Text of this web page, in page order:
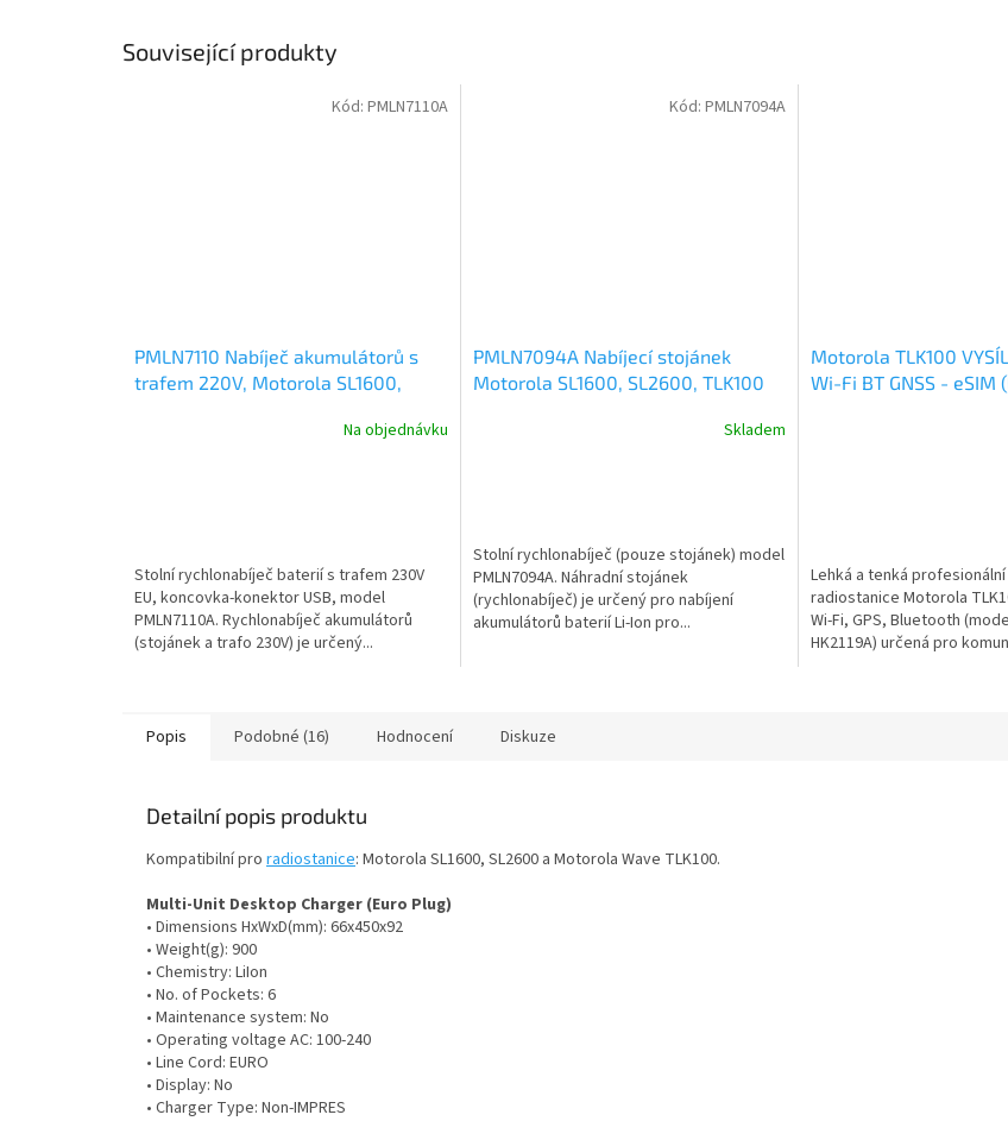
Související produkty
PMLN7110 Nabíječ akumulátorů s
trafem 220V, Motorola SL1600,
Na objednávku
Stolní rychlonabíječ baterií s trafem 230V
EU, koncovka-konektor USB, model
PMLN7110A. Rychlonabíječ akumulátorů
(stojánek a trafo 230V) je určený...
Kód: PMLN7110A
PMLN7094A Nabíjecí stojánek
Motorola SL1600, SL2600, TLK100
Skladem
Stolní rychlonabíječ (pouze stojánek) model
PMLN7094A. Náhradní stojánek
(rychlonabíječ) je určený pro nabíjení
akumulátorů baterií Li-Ion pro...
Kód: PMLN7094A
Motorola TLK100
Wi-Fi BT GNSS - eSIM
Lehká a tenká
radiostanice Motorola
Wi-Fi, GPS, Bluetooth
HK2119A) určená pro
Popis Podobné (16) Hodnocení Diskuze
Detailní popis produktu
Kompatibilní pro radiostanice: Motorola SL1600, SL2600 a Motorola Wave TLK100.
Multi-Unit Desktop Charger (Euro Plug)
• Dimensions HxWxD(mm): 66x450x92
• Weight(g): 900
• Chemistry: LiIon
• No. of Pockets: 6
• Maintenance system: No
• Operating voltage AC: 100-240
• Line Cord: EURO
• Display: No
• Charger Type: Non-IMPRES